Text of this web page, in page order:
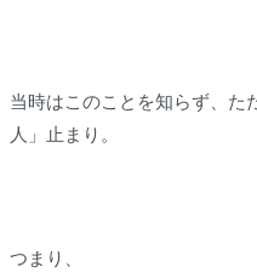
当時はこのことを知らず、た
人」止まり。
つまり、